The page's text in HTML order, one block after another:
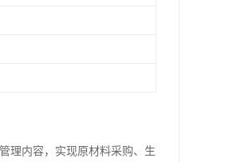
理内容，实现原材料采购、生